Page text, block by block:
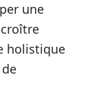
une
holistique